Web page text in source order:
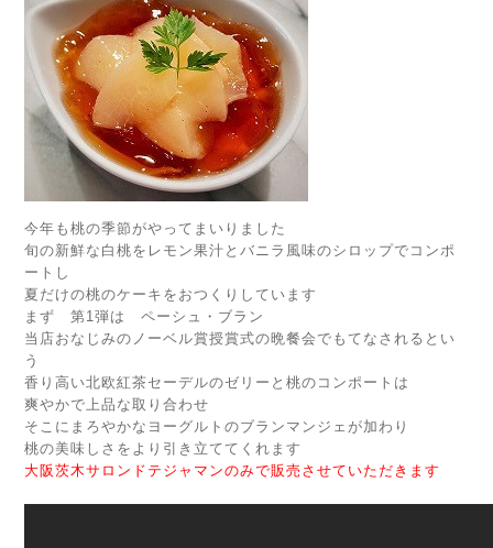
今年も桃の季節がやってまいりました
旬の新鮮な白桃をレモン果汁とバニラ風味のシロップでコンポ
ートし
夏だけの桃のケーキをおつくりしています
まず 第1弾は ペーシュ・ブラン
当店おなじみのノーベル賞授賞式の晩餐会でもてなされるとい
う
香り高い北欧紅茶セーデルのゼリーと桃のコンポートは
爽やかで上品な取り合わせ
そこにまろやかなヨーグルトのブランマンジェが加わり
桃の美味しさをより引き立ててくれます
大阪茨木サロンドテジャマンのみで販売させていただきます